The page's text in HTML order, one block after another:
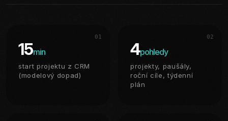
01
15min
start projektu z CRM
(modelový dopad)
02
4pohledy
projekty, paušály,
roční cíle, týdenní
plán